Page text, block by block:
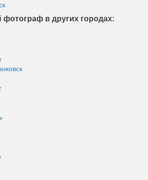
в других городах: